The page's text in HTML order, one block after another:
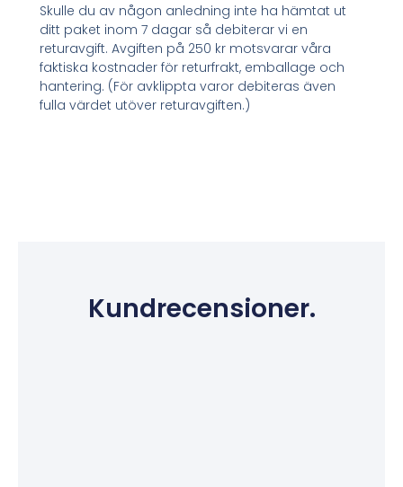
Skulle du av någon anledning inte ha hämtat ut
ditt paket inom 7 dagar så debiterar vi en
returavgift. Avgiften på 250 kr motsvarar våra
faktiska kostnader för returfrakt, emballage och
hantering. (För avklippta varor debiteras även
fulla värdet utöver returavgiften.)
Kundrecensioner.